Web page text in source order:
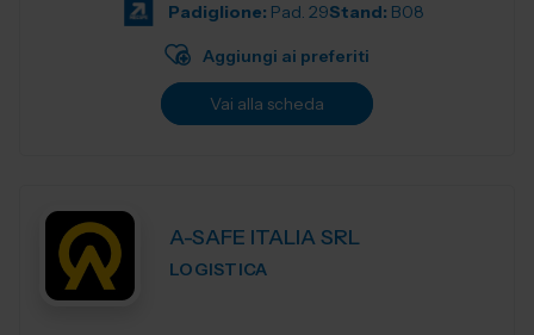
Padiglione: Pad. 29Stand: B08
Aggiungi ai preferiti
Vai alla scheda
A-SAFE ITALIA SRL
LOGISTICA